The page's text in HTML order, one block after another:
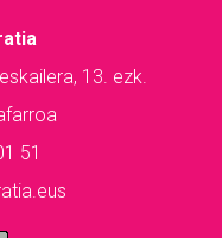
13. ezk.
51